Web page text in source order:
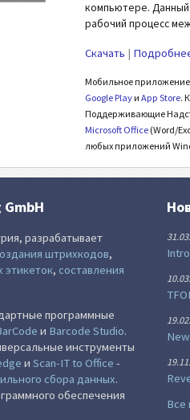
компьютере. Данный
рабочий процесс
Скачать |
Мобильное
Google PlayиApp Store.
Поддерживающие
Microsoft Office (Word/
любых приложений
разрабатывает
штрихкодов,
этикеток, составления
программные
и Barcode Studio.
инструменты
и Scan-IT to Office -
сбора данных.
обеспечения
Все